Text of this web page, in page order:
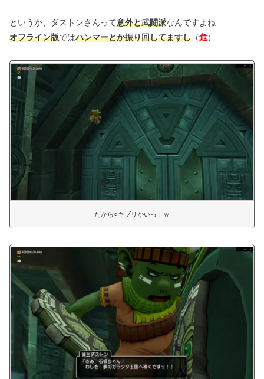
というか、ダストンさんって意外と武闘派なんですよね…
オフライン版ではハンマーとか振り回してますし （危）
だから○キブリかいっ！ｗ